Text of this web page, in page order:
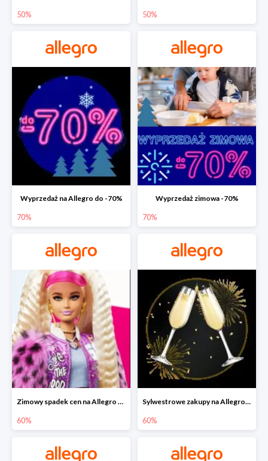
50% 50%
Wyprzedaż na Allegro do -70%
70%
Wyprzedaż zimowa -70%
70%
Zimowy spadek cen na Allegro - lalki Barbie do -60%
60%
Sylwestrowe zakupy na Allegro do -60%
60%